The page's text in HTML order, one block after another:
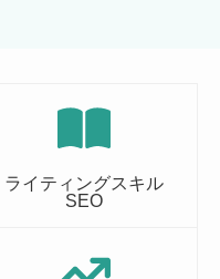
ライティングスキル
SEO